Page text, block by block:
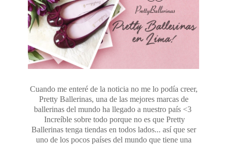
Cuando me enteré de la noticia no me lo podía creer,
Pretty Ballerinas, una de las mejores marcas de
ballerinas del mundo ha llegado a nuestro país <3
Increíble sobre todo porque no es que Pretty
Ballerinas tenga tiendas en todos lados... así que ser
uno de los pocos países del mundo que tiene una